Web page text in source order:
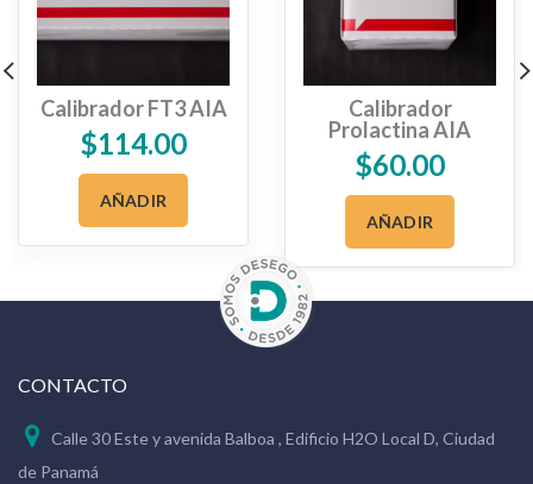
Calibrador FT3 AIA
$114.00
AÑADIR
Calibrador
Prolactina AIA
$60.00
AÑADIR
CONTACTO
Calle 30 Este y avenida Balboa , Edificio H2O Local D, Ciudad
de Panamá